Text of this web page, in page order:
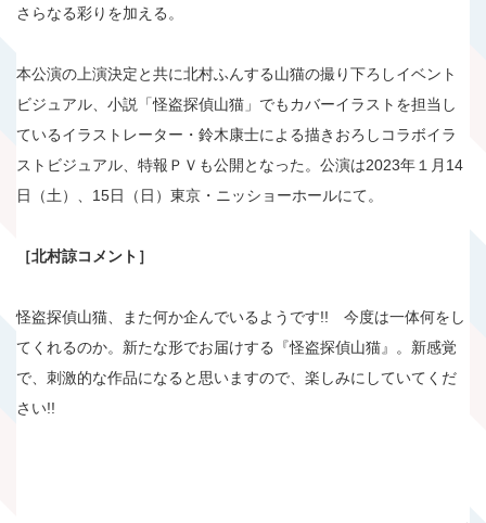
さらなる彩りを加える。
本公演の上演決定と共に北村ふんする山猫の撮り下ろしイベント
ビジュアル、小説「怪盗探偵山猫」でもカバーイラストを担当し
ているイラストレーター・鈴木康士による描きおろしコラボイラ
ストビジュアル、特報ＰＶも公開となった。公演は2023年１月14
日（土）、15日（日）東京・ニッショーホールにて。
［北村諒コメント］
怪盗探偵山猫、また何か企んでいるようです!! 今度は一体何をし
てくれるのか。新たな形でお届けする『怪盗探偵山猫』。新感覚
で、刺激的な作品になると思いますので、楽しみにしていてくだ
さい!!